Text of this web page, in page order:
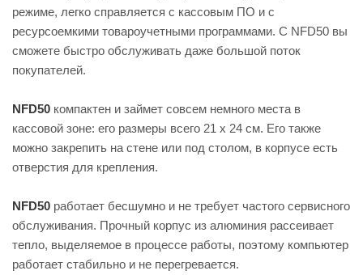
режиме, легко справляется с кассовым ПО и с
ресурсоемкими товароучетными программами. С NFD50 вы
сможете быстро обслуживать даже большой поток
покупателей.
NFD50 компактен и займет совсем немного места в
кассовой зоне: его размеры всего 21 х 24 см. Его также
можно закрепить на стене или под столом, в корпусе есть
отверстия для крепления.
NFD50 работает бесшумно и не требует частого сервисного
обслуживания. Прочный корпус из алюминия рассеивает
тепло, выделяемое в процессе работы, поэтому компьютер
работает стабильно и не перегревается.